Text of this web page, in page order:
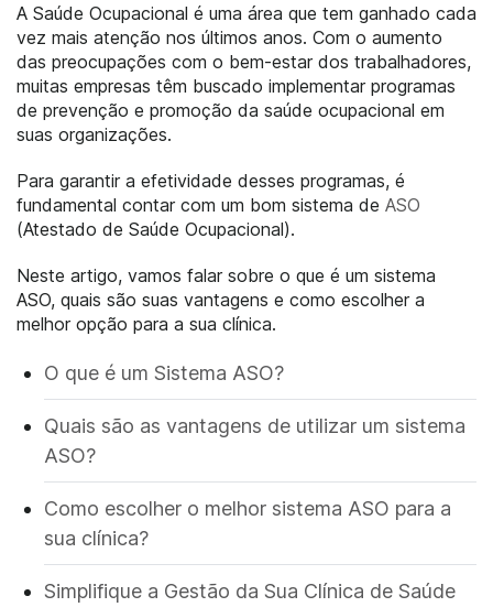
A Saúde Ocupacional é uma área que tem ganhado cada
vez mais atenção nos últimos anos. Com o aumento
das preocupações com o bem-estar dos trabalhadores,
muitas empresas têm buscado implementar programas
de prevenção e promoção da saúde ocupacional em
suas organizações.
Para garantir a efetividade desses programas, é
fundamental contar com um bom sistema de ASO
(Atestado de Saúde Ocupacional).
Neste artigo, vamos falar sobre o que é um sistema
ASO, quais são suas vantagens e como escolher a
melhor opção para a sua clínica.
O que é um Sistema ASO?
Quais são as vantagens de utilizar um sistema
ASO?
Como escolher o melhor sistema ASO para a
sua clínica?
Simplifique a Gestão da Sua Clínica de Saúde